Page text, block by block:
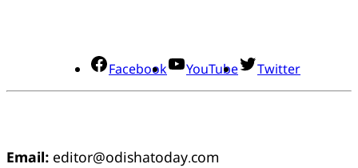
Facebook YouTube Twitter
Email: editor@odishatoday.com